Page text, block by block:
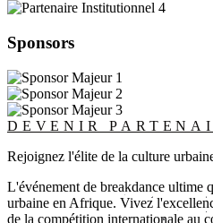
Sponsors
DEVENIR
Rejoignez l'élite de la culture
L'événement de breakdance ultime
urbaine en Afrique. Vivez
de la compétition internationale au